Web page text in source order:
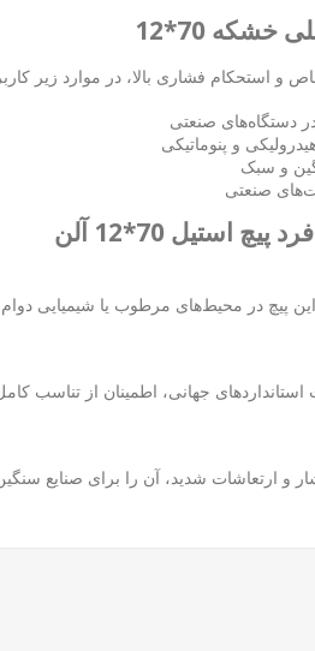
خشکه 70*12
و استحکام فشاری بالا، در موارد زیر
دستگاه‌های صنعتی
و پنوماتیکی
و سبک
صنعتی
استیل 70*12 آلن
پیچ در محیط‌های مرطوب یا شیمیایی دوام
جهانی، اطمینان از تناسب
و ارتعاشات شدید، آن را برای صنایع